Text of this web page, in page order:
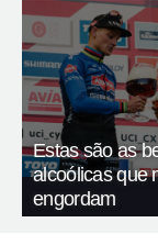
Estas são as
alcoólicas que
engordam